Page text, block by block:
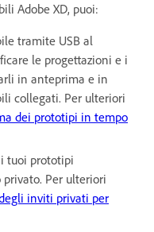
Adobe XD, puoi:
tramite USB al
le progettazioni e i
in anteprima e in
collegati. Per ulteriori
dei prototipi in tempo
tuoi prototipi
Per ulteriori
inviti privati per